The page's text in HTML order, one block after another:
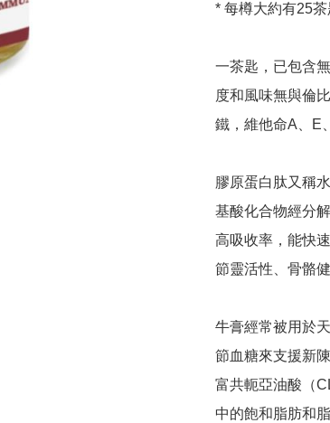
* 每樽大約有25茶
一茶匙，已包含
度和風味無與倫
鐵，維他命A、E
膠原蛋白肽又稱
基酸化合物經分
高吸收率，能快
節靈活性、骨骼
牛膏經常被用於
節血糖來支援新
富共軛亞油酸（
中的飽和脂肪和